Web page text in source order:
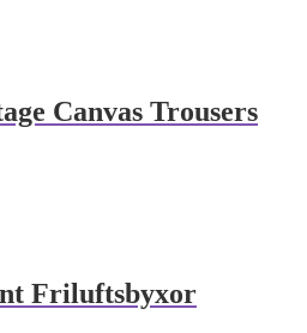
Canvas Trousers
Friluftsbyxor